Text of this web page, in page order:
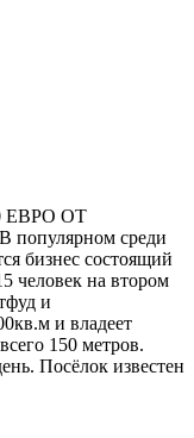
ЕВРО ОТ
среди
бизнес состоящий
человек на втором
и
и владеет
150 метров.
Посёлок известен